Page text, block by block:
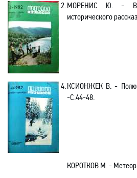
2.МОРЕНИС Ю. -
исторического
4.КСИОНЖЕК В. -
-С.44-48.
КОРОТКОВ М. -